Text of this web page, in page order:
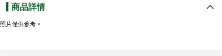
商品詳情
照片僅供參考。